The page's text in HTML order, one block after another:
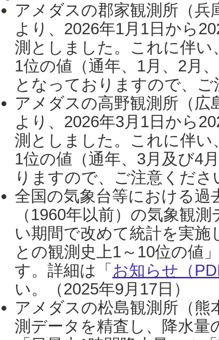
アメダスの郡家観測所（
より、2026年1月1日から
測としました。これに伴い
1位の値（通年、1月、2月
となっておりますので、
アメダスの高野観測所（
より、2026年3月1日から
測としました。これに伴い
1位の値（通年、3月及び4
りますので、ご注意くだ
全国の気象台等における過
（1960年以前）の気象観
い期間で改めて統計を実
との観測史上1～10位の値
す。詳細は「 お知らせ（
い。（2025年9月17日）
アメダスの松島観測所（熊
測データを精査し、降水